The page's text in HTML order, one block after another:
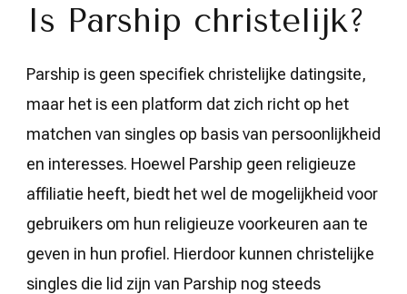
Is Parship christelijk?
Parship is geen specifiek christelijke datingsite,
maar het is een platform dat zich richt op het
matchen van singles op basis van persoonlijkheid
en interesses. Hoewel Parship geen religieuze
affiliatie heeft, biedt het wel de mogelijkheid voor
gebruikers om hun religieuze voorkeuren aan te
geven in hun profiel. Hierdoor kunnen christelijke
singles die lid zijn van Parship nog steeds